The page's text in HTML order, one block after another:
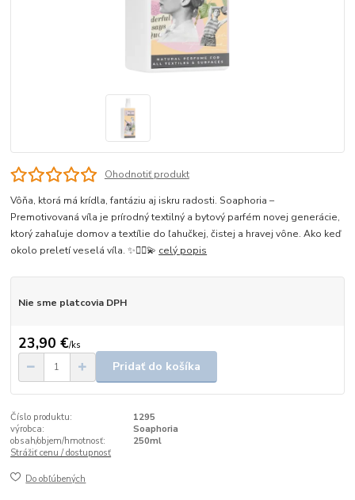
Ohodnotiť produkt
Vôňa, ktorá má krídla, fantáziu aj iskru radosti. Soaphoria –
Premotivovaná víla je prírodný textilný a bytový parfém novej generácie,
ktorý zahaľuje domov a textílie do ľahučkej, čistej a hravej vône. Ako keď
okolo preletí veselá víla. ✨🧚‍♀️💫 celý popis
Nie sme platcovia DPH
23,90 €/ks
Pridať do košíka
Číslo produktu:
1295
výrobca:
Soaphoria
obsah/objem/hmotnosť:
250ml
Strážiť cenu / dostupnosť
Do obľúbených